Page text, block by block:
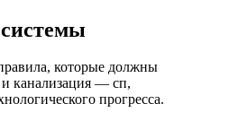
которые должны
канализация — сп,
прогресса.